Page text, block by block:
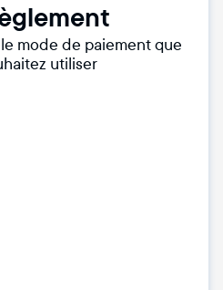
mode de paiement que
utiliser